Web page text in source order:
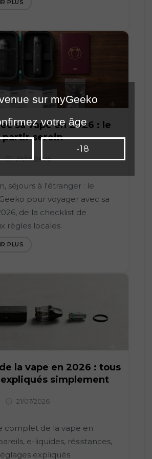
PLUS
sa vape en 2026 : le
partir serein
 26/07/2026
séjours à l'étranger : le
pour voyager avec sa
de la checklist de
règles locales.
PLUS
la vape en 2026 : tous
expliqués simplement
 21/07/2026
complet de la vape en
e-liquides, résistances,
expliqués
sur myGeeko
votre âge
-18